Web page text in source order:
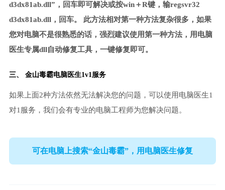
d3dx81ab.dll”，回车即可解决或按win＋R键，输regsvr32
d3dx81ab.dll，回车。 此方法相对第一种方法复杂很多，如果
您对电脑不是很熟悉的话，强烈建议使用第一种方法，用电脑
医生专属dll自动修复工具，一键修复即可。
三、 金山毒霸电脑医生1v1服务
如果上面2种方法依然无法解决您的问题，可以使用电脑医生1
对1服务，我们会有专业的电脑工程师为您解决问题。
可在电脑上搜索“金山毒霸”，用电脑医生修复